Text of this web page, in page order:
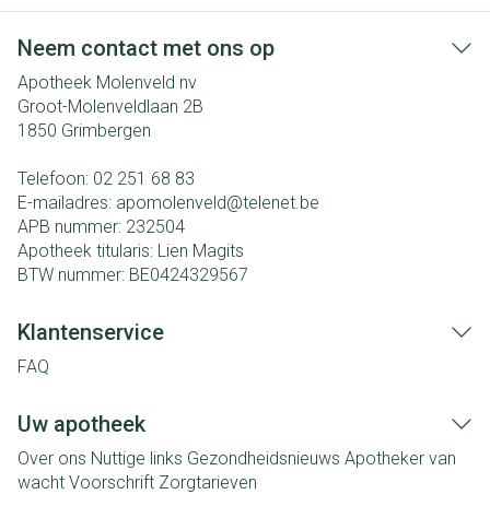
Neem contact met ons op
Apotheek Molenveld nv
Groot-Molenveldlaan 2B
1850 Grimbergen
Telefoon: 02 251 68 83
E-mailadres: apomolenveld@telenet.be
APB nummer: 232504
Apotheek titularis: Lien Magits
BTW nummer: BE0424329567
Klantenservice
FAQ
Uw apotheek
Over ons Nuttige links Gezondheidsnieuws Apotheker van
wacht Voorschrift Zorgtarieven